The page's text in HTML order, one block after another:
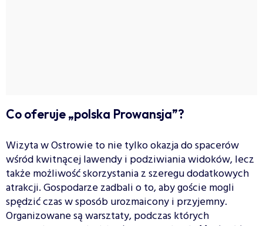
Co oferuje „polska Prowansja”?
Wizyta w Ostrowie to nie tylko okazja do spacerów
wśród kwitnącej lawendy i podziwiania widoków, lecz
także możliwość skorzystania z szeregu dodatkowych
atrakcji. Gospodarze zadbali o to, aby goście mogli
spędzić czas w sposób urozmaicony i przyjemny.
Organizowane są warsztaty, podczas których